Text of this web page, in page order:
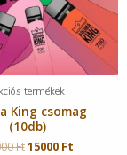
termékek
King csomag
(10db)
Ft 15000 Ft